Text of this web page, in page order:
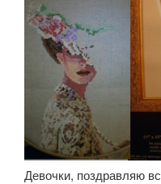
Девочки, поздравляю